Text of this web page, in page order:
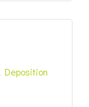
Deposition